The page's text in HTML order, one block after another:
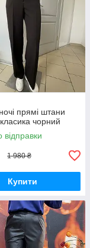
прямі штани
чорний
відправки
1 980 ₴
Купити